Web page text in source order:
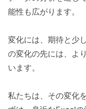
能性も広がります。
変化には、期待と少
の変化の先には、よ
います。
私たちは、その変化